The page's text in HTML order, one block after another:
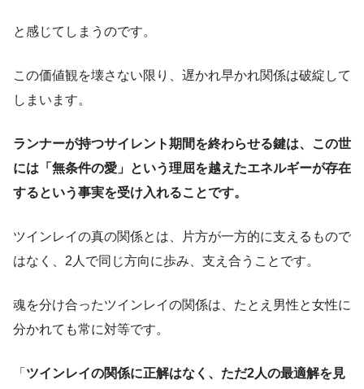
と感じてしまうのです。
この価値観を壊さない限り、遅かれ早かれ関係は破綻して
しまいます。
ランナーが持つサイレント期間を終わらせる鍵は、この世
には「無条件の愛」という理屈を越えたエネルギーが存在
するという事実を受け入れることです。
ツインレイの真の関係とは、片方が一方的に支えるもので
はなく、2人で同じ方向に歩み、支え合うことです。
魂を分け合ったツインレイの関係は、たとえ男性と女性に
分かれても常に対等です。
「 ツインレイの関係に正解はなく、ただ2人の最適解を見